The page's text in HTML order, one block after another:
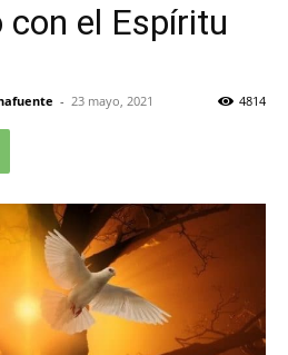
con el Espíritu
- 23 mayo, 2021 4814